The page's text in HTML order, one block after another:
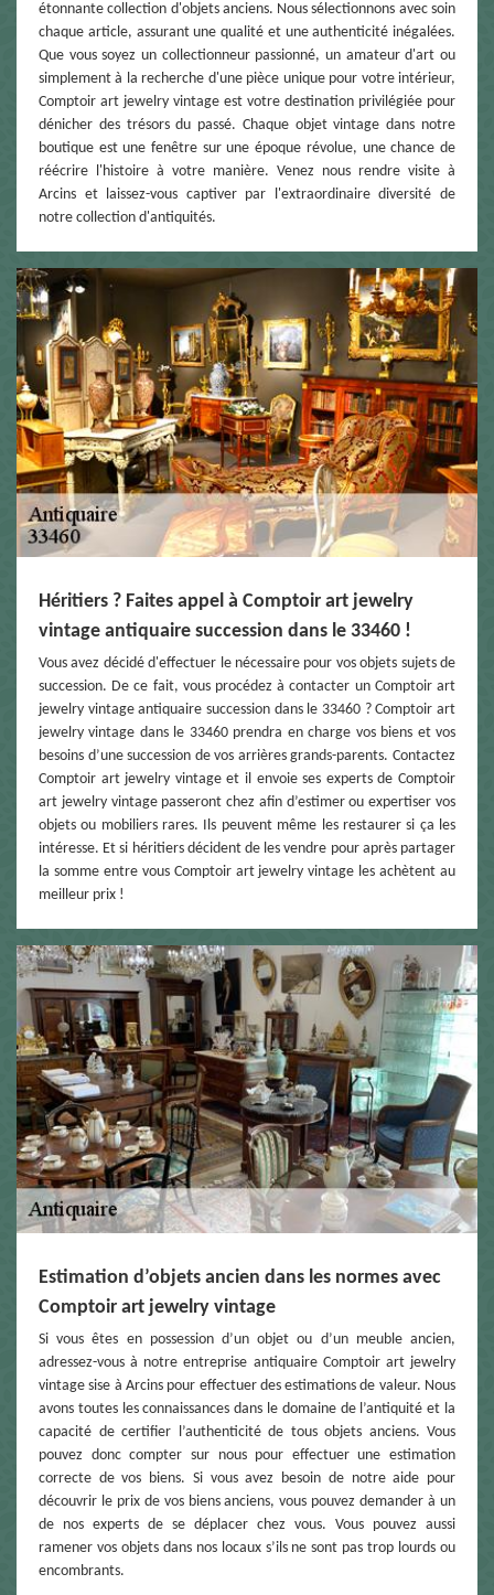
étonnante collection d'objets anciens. Nous sélectionnons avec soin
chaque article, assurant une qualité et une authenticité inégalées.
Que vous soyez un collectionneur passionné, un amateur d'art ou
simplement à la recherche d'une pièce unique pour votre intérieur,
Comptoir art jewelry vintage est votre destination privilégiée pour
dénicher des trésors du passé. Chaque objet vintage dans notre
boutique est une fenêtre sur une époque révolue, une chance de
réécrire l'histoire à votre manière. Venez nous rendre visite à
Arcins et laissez-vous captiver par l'extraordinaire diversité de
notre collection d'antiquités.
Héritiers ? Faites appel à Comptoir art jewelry
vintage antiquaire succession dans le 33460 !
Vous avez décidé d'effectuer le nécessaire pour vos objets sujets de
succession. De ce fait, vous procédez à contacter un Comptoir art
jewelry vintage antiquaire succession dans le 33460 ? Comptoir art
jewelry vintage dans le 33460 prendra en charge vos biens et vos
besoins d’une succession de vos arrières grands-parents. Contactez
Comptoir art jewelry vintage et il envoie ses experts de Comptoir
art jewelry vintage passeront chez afin d’estimer ou expertiser vos
objets ou mobiliers rares. Ils peuvent même les restaurer si ça les
intéresse. Et si héritiers décident de les vendre pour après partager
la somme entre vous Comptoir art jewelry vintage les achètent au
meilleur prix !
Estimation d’objets ancien dans les normes avec
Comptoir art jewelry vintage
Si vous êtes en possession d’un objet ou d’un meuble ancien,
adressez-vous à notre entreprise antiquaire Comptoir art jewelry
vintage sise à Arcins pour effectuer des estimations de valeur. Nous
avons toutes les connaissances dans le domaine de l’antiquité et la
capacité de certifier l’authenticité de tous objets anciens. Vous
pouvez donc compter sur nous pour effectuer une estimation
correcte de vos biens. Si vous avez besoin de notre aide pour
découvrir le prix de vos biens anciens, vous pouvez demander à un
de nos experts de se déplacer chez vous. Vous pouvez aussi
ramener vos objets dans nos locaux s’ils ne sont pas trop lourds ou
encombrants.